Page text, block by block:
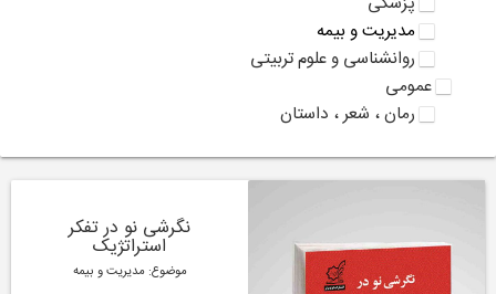
مدیریت و بیمه
روانشناسی و علوم تربیتی
عمومی
رمان ، شعر ، داستان
نگرشی نو در تفکر
استراتژیک
موضوع: مدیریت و بیمه